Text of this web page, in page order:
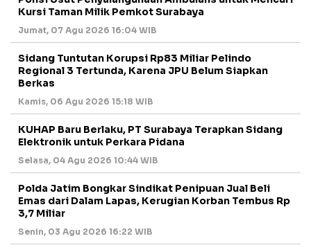
Kursi Taman Milik Pemkot Surabaya
Jumat, 07 Agu 2026 16:04 WIB
Sidang Tuntutan Korupsi Rp83 Miliar Pelindo
Regional 3 Tertunda, Karena JPU Belum Siapkan
Berkas
Kamis, 06 Agu 2026 15:18 WIB
KUHAP Baru Berlaku, PT Surabaya Terapkan Sidang
Elektronik untuk Perkara Pidana
Selasa, 04 Agu 2026 10:44 WIB
Polda Jatim Bongkar Sindikat Penipuan Jual Beli
Emas dari Dalam Lapas, Kerugian Korban Tembus Rp
3,7 Miliar
Senin, 03 Agu 2026 16:22 WIB